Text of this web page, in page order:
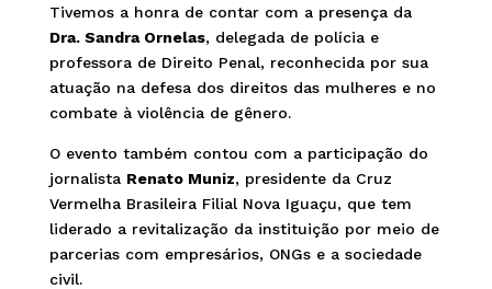
Tivemos a honra de contar com a presença da
Dra. Sandra Ornelas, delegada de polícia e
professora de Direito Penal, reconhecida por sua
atuação na defesa dos direitos das mulheres e no
combate à violência de gênero.
O evento também contou com a participação do
jornalista Renato Muniz, presidente da Cruz
Vermelha Brasileira Filial Nova Iguaçu, que tem
liderado a revitalização da instituição por meio de
parcerias com empresários, ONGs e a sociedade
civil.